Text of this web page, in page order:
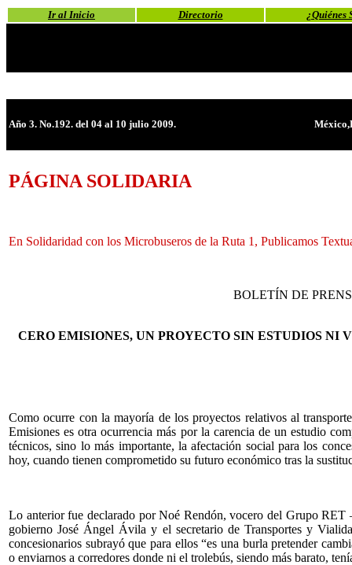
Ir al Inicio Directorio ¿Quiénes
Año 3. No.192. del 04 al 10 julio 2009.
PÁGINA SOLIDARIA
En Solidaridad con los Microbuseros de la Ruta 1, Publicamos
BOLETÍN DE
CERO EMISIONES, UN PROYECTO SIN ESTUDIOS NI
Como ocurre con la mayoría de los proyectos relativos al
Emisiones es otra ocurrencia más por la carencia de un estudio
técnicos, sino lo más importante, la afectación social para los
hoy, cuando tienen comprometido su futuro económico tras la
Lo anterior fue declarado por Noé Rendón, vocero del Grupo RET
gobierno José Ángel Ávila y el secretario de Transportes y
concesionarios subrayó que para ellos “es una burla pretender
o enviarnos a corredores donde ni el trolebús, siendo más barato,